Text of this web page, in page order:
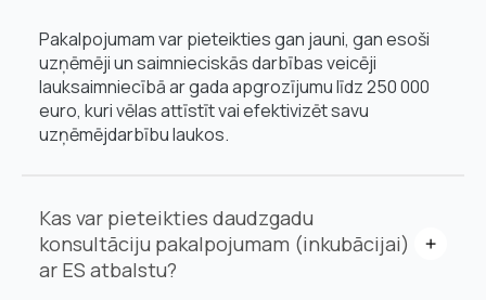
Pakalpojumam var pieteikties gan jauni, gan esoši
uzņēmēji un saimnieciskās darbības veicēji
lauksaimniecībā ar gada apgrozījumu līdz 250 000
euro, kuri vēlas attīstīt vai efektivizēt savu
uzņēmējdarbību laukos.
Kas var pieteikties daudzgadu
konsultāciju pakalpojumam (inkubācijai)
ar ES atbalstu?